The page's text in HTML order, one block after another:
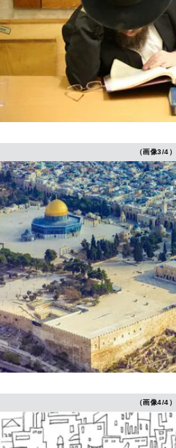
（画像3/4）
（画像4/4）